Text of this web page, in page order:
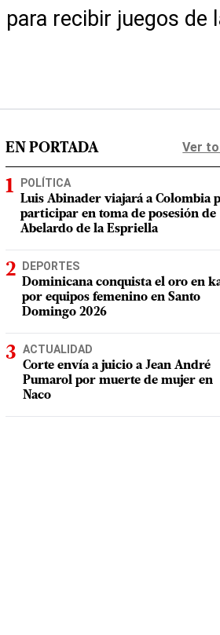
recibir juegos de
EN PORTADA Ver
POLÍTICA
Luis Abinader viajará a Colombia
participar en toma de posesión de
Abelardo de la Espriella
DEPORTES
Dominicana conquista el oro en
por equipos femenino en Santo
Domingo 2026
ACTUALIDAD
Corte envía a juicio a Jean André
Pumarol por muerte de mujer en
Naco